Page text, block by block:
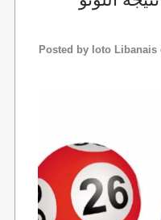
Posted by loto Libanais